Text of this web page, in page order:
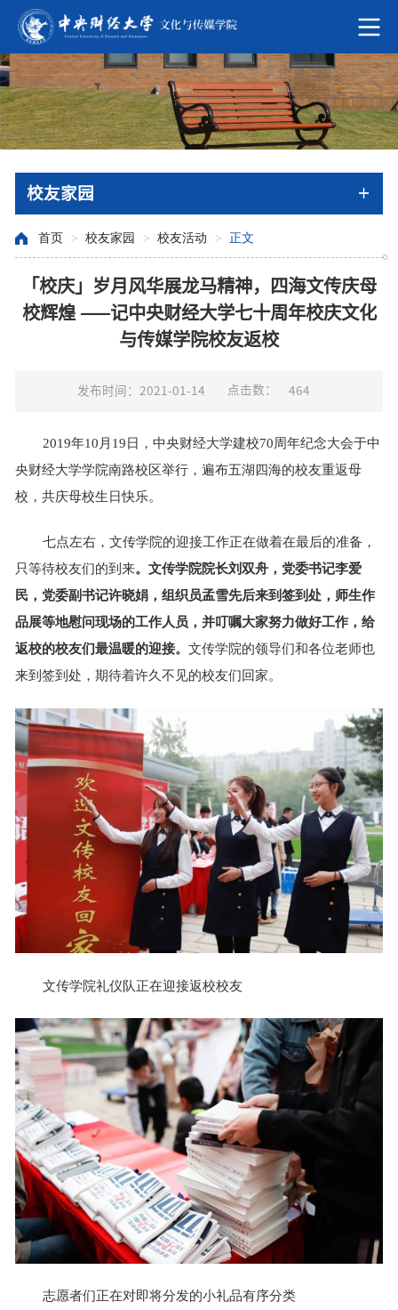
校友家园
首页 > 校友家园 > 校友活动 > 正文
「校庆」岁月风华展龙马精神，四海文传庆母
校辉煌 ——记中央财经大学七十周年校庆文化
与传媒学院校友返校
发布时间：2021-01-14 点击数： 464
2019年10月19日，中央财经大学建校70周年纪念大会于中
央财经大学学院南路校区举行，遍布五湖四海的校友重返母
校，共庆母校生日快乐。
七点左右，文传学院的迎接工作正在做着在最后的准备，
只等待校友们的到来。文传学院院长刘双舟，党委书记李爱
民，党委副书记许晓娟，组织员孟雪先后来到签到处，师生作
品展等地慰问现场的工作人员，并叮嘱大家努力做好工作，给
返校的校友们最温暖的迎接。 文传学院的领导们和各位老师也
来到签到处，期待着许久不见的校友们回家。
文传学院礼仪队正在迎接返校校友
志愿者们正在对即将分发的小礼品有序分类